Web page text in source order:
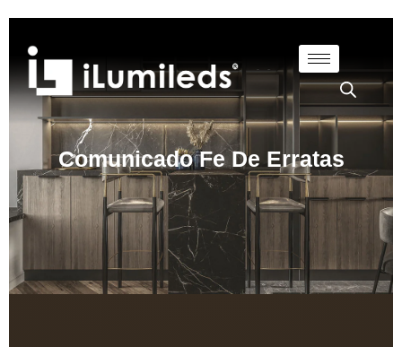
Comunicado Fe De Erratas